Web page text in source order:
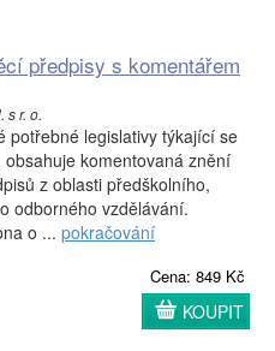
předpisy s komentářem
s r. o.
potřebné legislativy týkající se
komentovaná znění
z oblasti předškolního,
odborného vzdělávání.
o ... pokračování
Cena: 849 Kč
KOUPIT